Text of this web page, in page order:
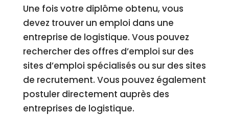
Une fois votre diplôme obtenu, vous
devez trouver un emploi dans une
entreprise de logistique. Vous pouvez
rechercher des offres d’emploi sur des
sites d’emploi spécialisés ou sur des sites
de recrutement. Vous pouvez également
postuler directement auprès des
entreprises de logistique.